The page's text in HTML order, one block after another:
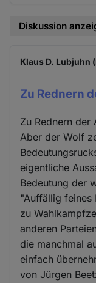
Diskussion
Klaus D. Lubjuhn
Zu Rednern
Zu Rednern der
Aber der Wolf
eigentliche
Bedeutung der
"Auffällig feines
zu
anderen
die manchmal
einfach
von Jürgen